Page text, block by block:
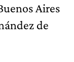
Aires
de